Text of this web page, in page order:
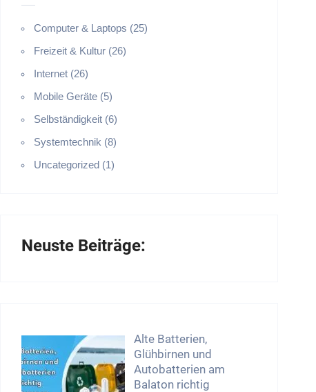
Computer & Laptops (25)
Freizeit & Kultur (26)
Internet (26)
Mobile Geräte (5)
Selbständigkeit (6)
Systemtechnik (8)
Uncategorized (1)
Neuste Beiträge:
Alte Batterien,
Glühbirnen und
Autobatterien am
Balaton richtig